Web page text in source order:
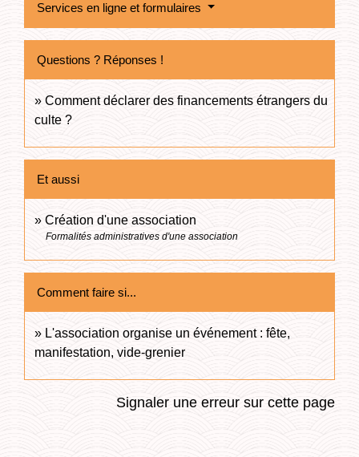
Services en ligne et formulaires
Questions ? Réponses !
Comment déclarer des financements étrangers du
culte ?
Et aussi
Création d'une association
Formalités administratives d'une association
Comment faire si...
L'association organise un événement : fête,
manifestation, vide-grenier
Signaler une erreur sur cette page